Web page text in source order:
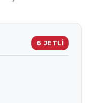
6 JETLİ